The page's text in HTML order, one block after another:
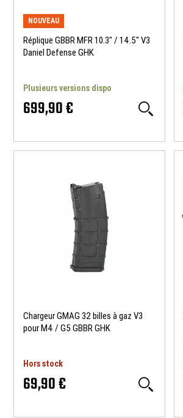
NOUVEAU
Réplique GBBR MFR 10.3" / 14.5" V3
Daniel Defense GHK
Plusieurs versions dispo
699,90 €
Chargeur GMAG 32 billes à gaz V3
pour M4 / G5 GBBR GHK
Hors stock
69,90 €